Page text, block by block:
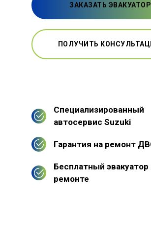
ЗАКАЗАТЬ ЭВАКУАТОР
ПОЛУЧИТЬ
Специализированный
автосервис Suzuki
Гарантия на ремонт
Бесплатный эвакуатор
ремонте